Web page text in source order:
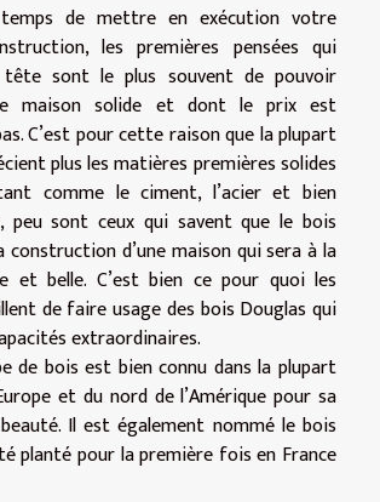
de mettre en exécution votre
les premières pensées qui
sont le plus souvent de pouvoir
maison solide et dont le prix est
C’est pour cette raison que la plupart
plus les matières premières solides
comme le ciment, l’acier et bien
peu sont ceux qui savent que le bois
d’une maison qui sera à la
et belle. C’est bien ce pour quoi les
de faire usage des bois Douglas qui
extraordinaires.
de bois est bien connu dans la plupart
et du nord de l’Amérique pour sa
Il est également nommé le bois
planté pour la première fois en France